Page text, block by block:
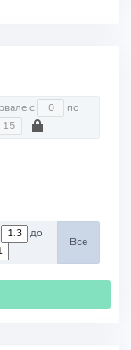
На интервале с по
до
Все